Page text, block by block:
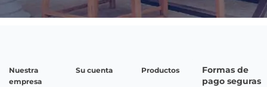
Nuestra
empresa
Su cuenta Productos
Formas de
pago seguras